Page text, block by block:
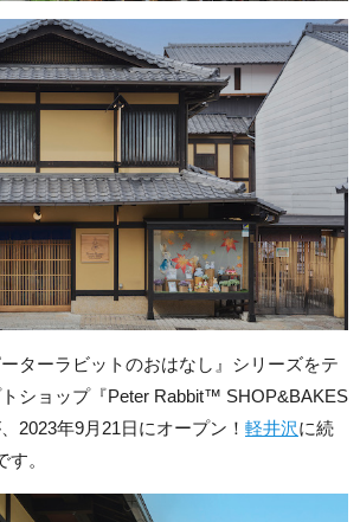
ターラビットのおはなし』シリーズをテ
ショップ『Peter Rabbit™ SHOP&BAKES
2023年9月21日にオープン！ 軽井沢に続
。